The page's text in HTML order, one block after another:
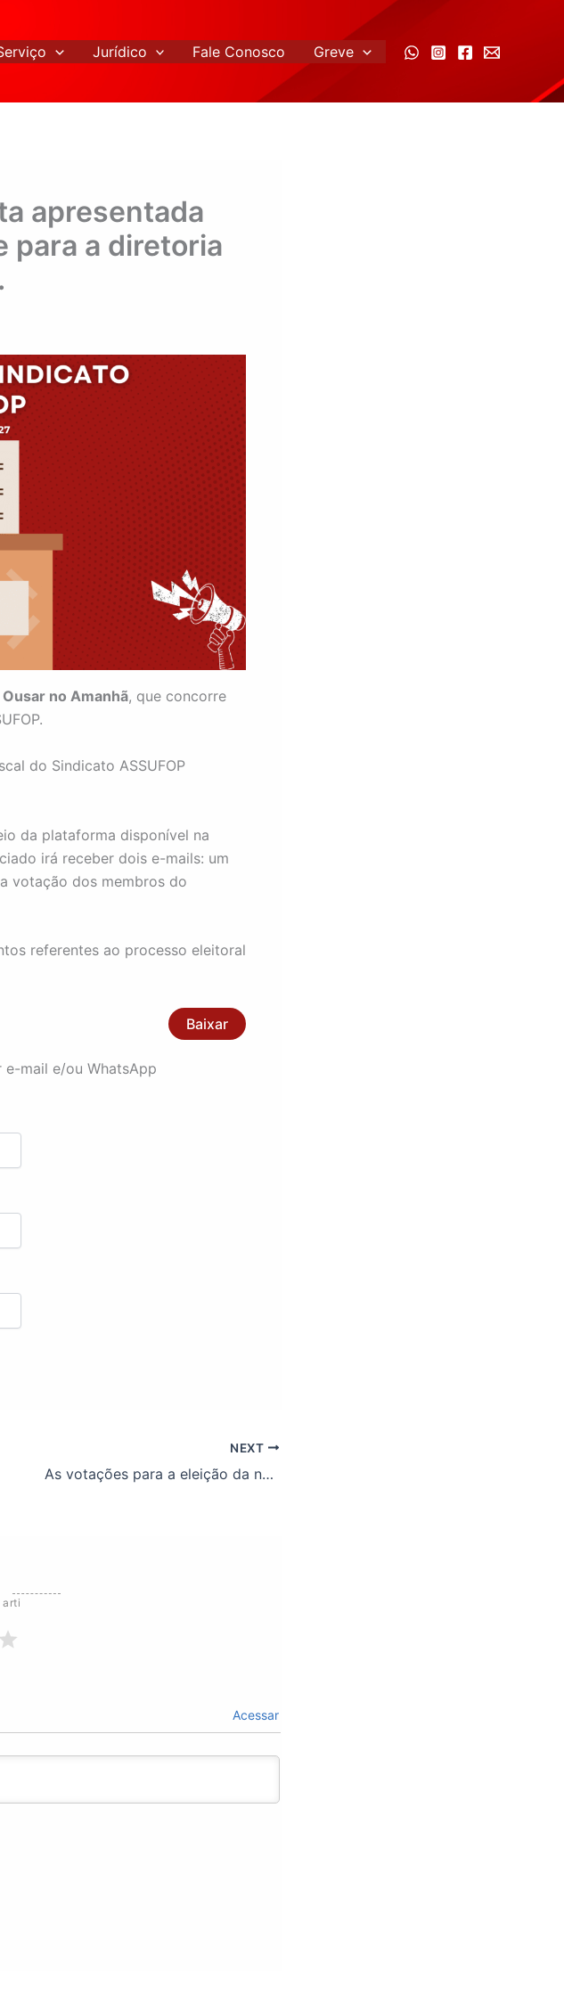
Jurídico Fale Conosco Greve
apresentada
para a diretoria
Ousar no Amanhã, que concorre
do Sindicato ASSUFOP
da plataforma disponível na
irá receber dois e-mails: um
votação dos membros do
referentes ao processo eleitoral
Baixar
e-mail e/ou WhatsApp
NEXT
As votações para a eleição da nova diretoria e do conselho fiscal do ASSUFOP já estão abertas! Vote!
arti
Acessar